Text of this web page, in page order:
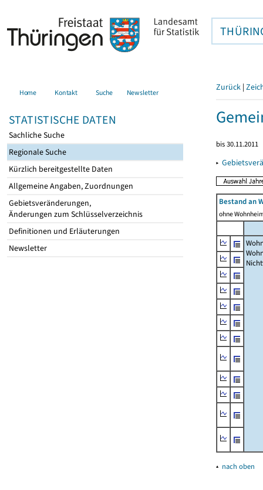
Home Kontakt Suche Newsletter
STATISTISCHE DATEN
Sachliche Suche
Regionale Suche
Kürzlich bereitgestellte Daten
Allgemeine Angaben, Zuordnungen
Gebietsveränderungen,
Änderungen zum Schlüsselverzeichnis
Definitionen und Erläuterungen
Newsletter
Zurück |
bis 30.11.2011
▸
Bestand an
ohne
▴ nach oben